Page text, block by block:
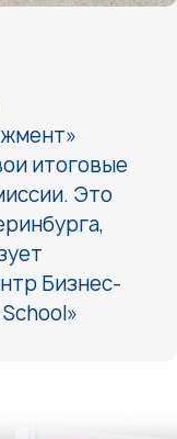
итоговые
Это
Бизнес-